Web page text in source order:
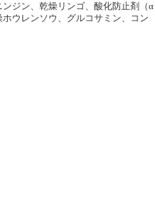
ジン、乾燥リンゴ、酸化防止剤（α
ウレンソウ、グルコサミン、コン